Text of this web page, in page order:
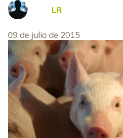
LR
09 de julio de 2015